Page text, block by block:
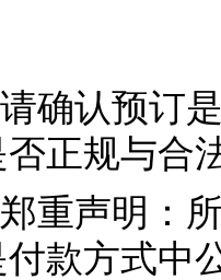
确认预订
正规与合
重声明：
款方式中